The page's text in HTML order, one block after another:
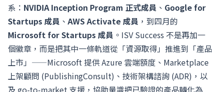
系： NVIDIA Inception Program 正式成員 、 Google for
Startups 成員 、 AWS Activate 成員 ，到四月的
Microsoft for Startups 成員 。ISV Success 不是再加一
個徽章，而是把其中一條軌道從「資源取得」推進到「產品
上市」——Microsoft 提供 Azure 雲端額度、Marketplace
上架顧問 (PublishingConsult)、技術架構諮詢 (ADR)，以
及 go-to-market 支援，協助量識把已驗證的產品轉化為